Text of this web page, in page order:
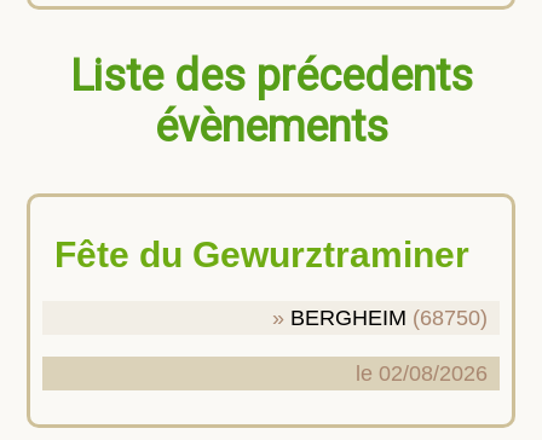
Liste des précedents
évènements
Fête du Gewurztraminer
BERGHEIM (68750)
le 02/08/2026